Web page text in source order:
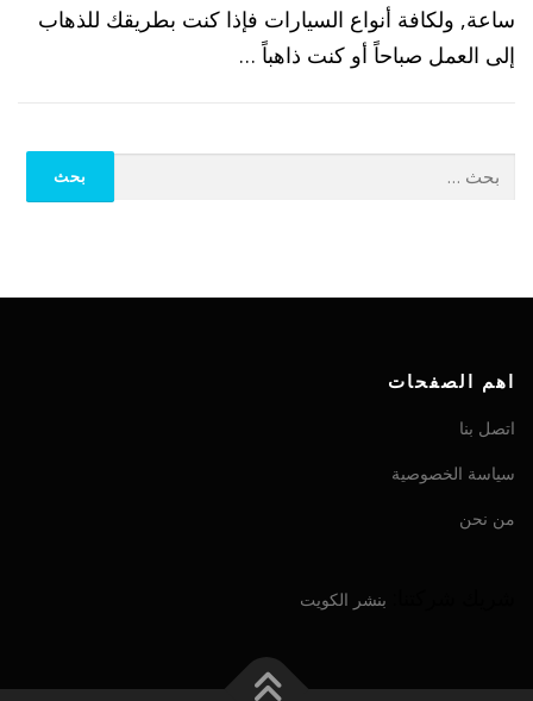
ساعة, ولكافة أنواع السيارات فإذا كنت بطريقك للذهاب
إلى العمل صباحاً أو كنت ذاهباً …
اهم الصفحات
اتصل بنا
سياسة الخصوصية
من نحن
بنشر الكويت